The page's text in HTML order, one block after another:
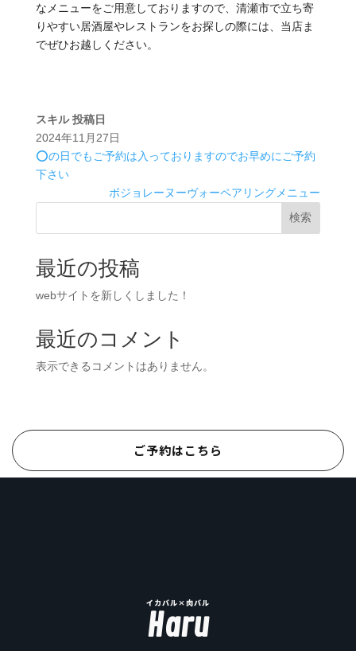
なメニューをご用意しておりますので、清瀬市で立ち寄
りやすい居酒屋やレストランをお探しの際には、当店ま
でぜひお越しください。
スキル 投稿日
2024年11月27日
⭕️の日でもご予約は入っておりますのでお早めにご予約
下さい‍
ボジョレーヌーヴォーペアリングメニュー
検索
最近の投稿
webサイトを新しくしました！
最近のコメント
表示できるコメントはありません。
ご予約はこちら
イカバル×肉バル
Haru